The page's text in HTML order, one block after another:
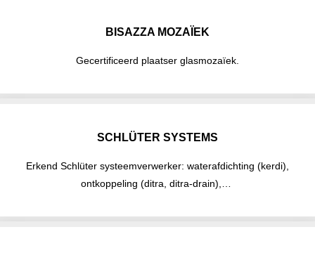
BISAZZA MOZAÏEK
Gecertificeerd plaatser glasmozaïek.
SCHLÜTER SYSTEMS
Erkend Schlüter systeemverwerker: waterafdichting (kerdi),
ontkoppeling (ditra, ditra-drain),…